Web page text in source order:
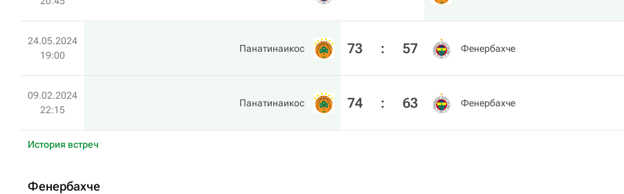
24.05.2024
19:00
Панатинаикос 73 : 57 Фенербахче
09.02.2024
22:15
Панатинаикос 74 : 63 Фенербахче
История встреч
Фенербахче